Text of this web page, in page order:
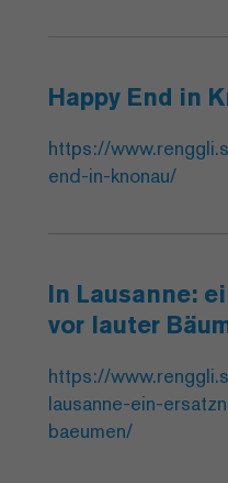
Happy End in
https://
end-in-knonau/
In Lausanne:
vor lauter
https://
lausanne-ein-
baeumen/